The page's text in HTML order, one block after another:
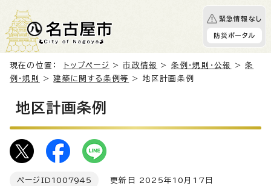
緊急情報なし
防災ポータル
現在の位置： トップページ >市政情報 > 条例・規則・公報 >条
例・規則
>建築に関する条例等 > 地区計画条例
地区計画条例
ページID 1007945 更新日 2025年10月17日